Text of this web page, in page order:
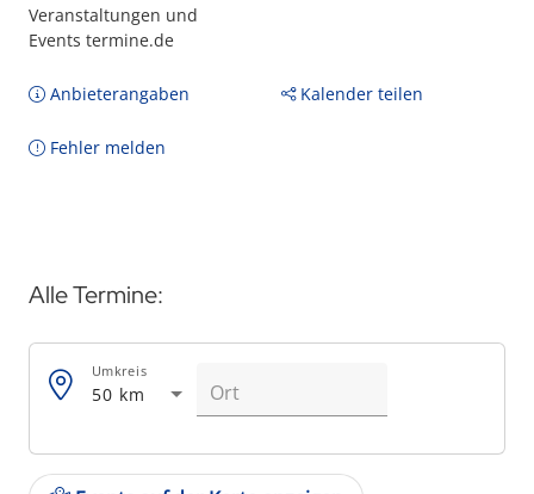
Veranstaltungen und
Events termine.de
Anbieterangaben Kalender teilen
Fehler melden
Alle Termine:
50 km
Umkreis